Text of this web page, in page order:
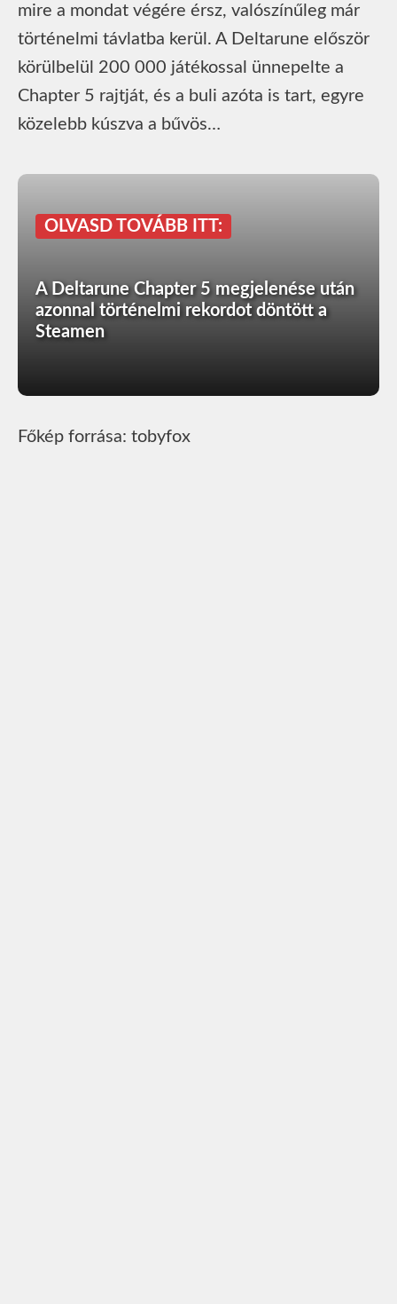
mire a mondat végére érsz, valószínűleg már
történelmi távlatba kerül. A Deltarune először
körülbelül 200 000 játékossal ünnepelte a
Chapter 5 rajtját, és a buli azóta is tart, egyre
közelebb kúszva a bűvös…
OLVASD TOVÁBB ITT:
A Deltarune Chapter 5 megjelenése után
azonnal történelmi rekordot döntött a
Steamen
Főkép forrása: tobyfox